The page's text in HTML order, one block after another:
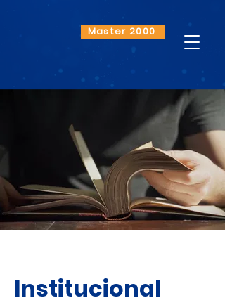
Master 2000
Institucional